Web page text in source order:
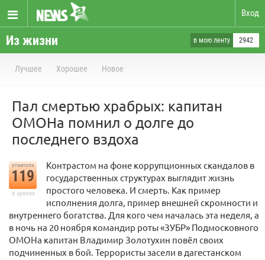
Вход
Из жизни в мою ленту 2942
Лучшее Хорошее Новое
Пал смертью храбрых: капитан
ОМОНа помнил о долге до
последнего вздоха
отметили
119
в архиве
Контрастом на фоне коррупционных скандалов в
государственных структурах выглядит жизнь
простого человека. И смерть. Как пример
исполнения долга, пример внешней скромности и
внутреннего богатства. Для кого чем началась эта неделя, а
в ночь на 20 ноября командир роты «ЗУБР» Подмосковного
ОМОНа капитан Владимир Золотухин повёл своих
подчиненных в бой. Террористы засели в дагестанском